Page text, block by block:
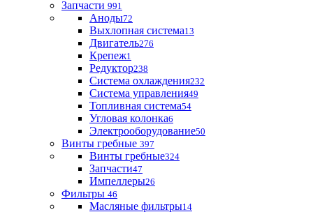
Запчасти 991
Аноды72
Выхлопная система13
Двигатель276
Крепеж1
Редуктор238
Система охлаждения232
Система управления49
Топливная система54
Угловая колонка6
Электрооборудование50
Винты гребные 397
Винты гребные324
Запчасти47
Импеллеры26
Фильтры 46
Масляные фильтры14